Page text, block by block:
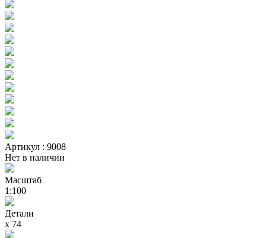
Артикул : 9008
Нет в наличии
Масштаб
1:100
Детали
х 74